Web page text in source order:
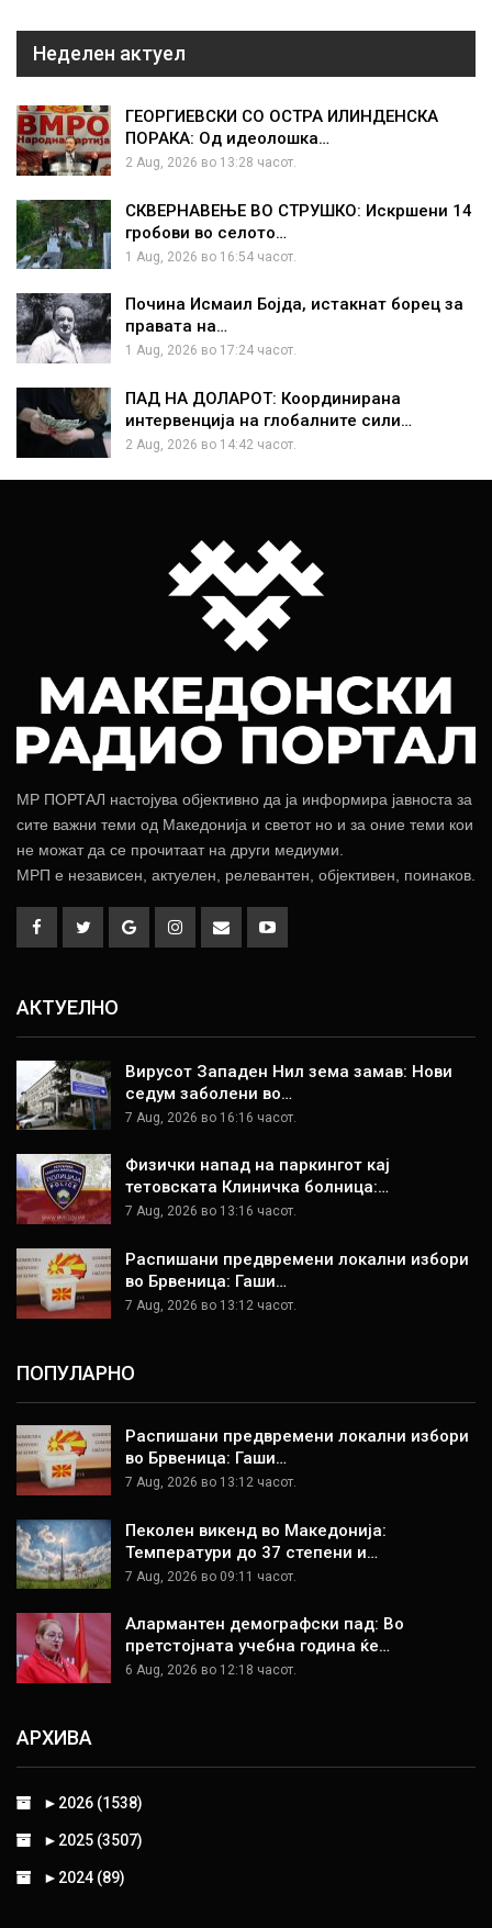
Неделен актуел
ГЕОРГИЕВСКИ СО ОСТРА ИЛИНДЕНСКА
ПОРАКА: Од идеолошка…
2 Aug, 2026 во 13:28 часот.
СКВЕРНАВЕЊЕ ВО СТРУШКО: Искршени 14
гробови во селото…
1 Aug, 2026 во 16:54 часот.
Почина Исмаил Бојда, истакнат борец за
правата на…
1 Aug, 2026 во 17:24 часот.
ПАД НА ДОЛАРОТ: Координирана
интервенција на глобалните сили…
2 Aug, 2026 во 14:42 часот.
МР ПОРТАЛ настојува објективно да ја информира јавноста за
сите важни теми од Македонија и светот но и за оние теми кои
не можат да се прочитаат на други медиуми.
МРП е независен, актуелен, релевантен, објективен, поинаков.
АКТУЕЛНО
Вирусот Западен Нил зема замав: Нови
седум заболени во…
7 Aug, 2026 во 16:16 часот.
Физички напад на паркингот кај
тетовската Клиничка болница:…
7 Aug, 2026 во 13:16 часот.
Распишани предвремени локални избори
во Брвеница: Гаши…
7 Aug, 2026 во 13:12 часот.
ПОПУЛАРНО
Распишани предвремени локални избори
во Брвеница: Гаши…
7 Aug, 2026 во 13:12 часот.
Пеколен викенд во Македонија:
Температури до 37 степени и…
7 Aug, 2026 во 09:11 часот.
Алармантен демографски пад: Во
претстојната учебна година ќе…
6 Aug, 2026 во 12:18 часот.
АРХИВА
► 2026 (1538)
► 2025 (3507)
► 2024 (89)